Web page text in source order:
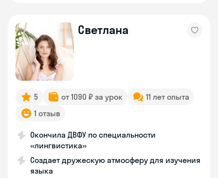
Светлана
5 от 1090 ₽ за урок
11 лет опыта
1 отзыв
Окончила ДВФУ по специальности
«лингвистика»
Создает дружескую атмосферу для изучения
языка